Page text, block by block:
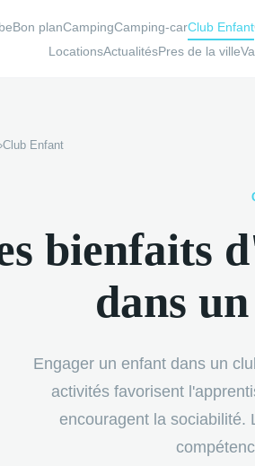
Bon planCampingCamping-carClub Enfant
LocationsActualitésPres de la ville
›Club Enfant
bienfaits
dans
Engager un enfant dans un
activités favorisent
encouragent la sociabilité.